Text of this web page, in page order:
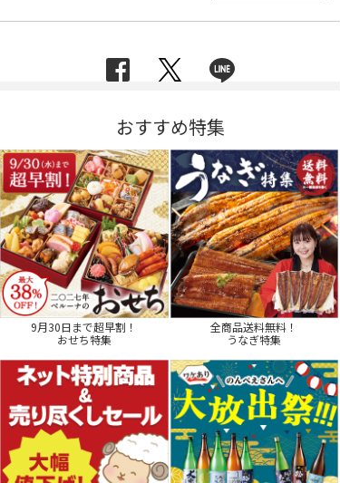
おすすめ特集
9月30日まで超早割！
おせち特集
全商品送料無料！
うなぎ特集